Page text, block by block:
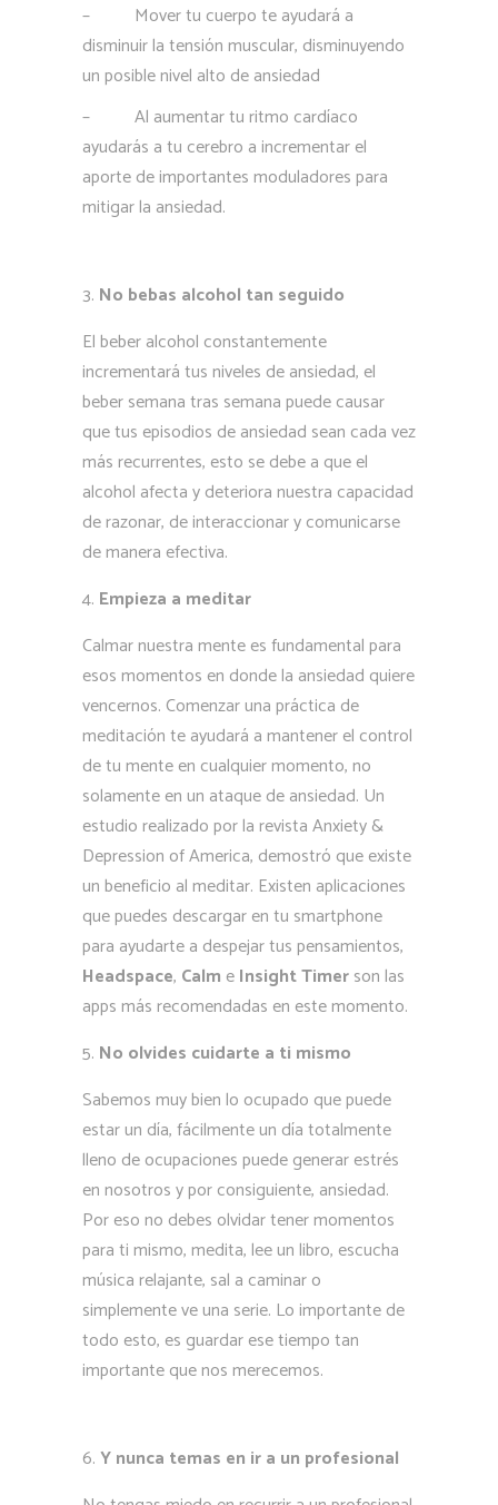
–
Mover tu cuerpo te ayudará a
disminuir la tensión muscular, disminuyendo
un posible nivel alto de ansiedad
–
Al aumentar tu ritmo cardíaco
ayudarás a tu cerebro a incrementar el
aporte de importantes moduladores para
mitigar la ansiedad.
No bebas alcohol tan seguido
El beber alcohol constantemente
incrementará tus niveles de ansiedad, el
beber semana tras semana puede causar
que tus episodios de ansiedad sean cada vez
más recurrentes, esto se debe a que el
alcohol afecta y deteriora nuestra capacidad
de razonar, de interaccionar y comunicarse
de manera efectiva.
Empieza a meditar
Calmar nuestra mente es fundamental para
esos momentos en donde la ansiedad quiere
vencernos. Comenzar una práctica de
meditación te ayudará a mantener el control
de tu mente en cualquier momento, no
solamente en un ataque de ansiedad. Un
estudio realizado por la revista Anxiety &
Depression of America, demostró que existe
un beneficio al meditar. Existen aplicaciones
que puedes descargar en tu smartphone
para ayudarte a despejar tus pensamientos,
Headspace, Calm eInsight Timerson las
apps más recomendadas en este momento.
No olvides cuidarte a ti mismo
Sabemos muy bien lo ocupado que puede
estar un día, fácilmente un día totalmente
lleno de ocupaciones puede generar estrés
en nosotros y por consiguiente, ansiedad.
Por eso no debes olvidar tener momentos
para ti mismo, medita, lee un libro, escucha
música relajante, sal a caminar o
simplemente ve una serie. Lo importante de
todo esto, es guardar ese tiempo tan
importante que nos merecemos.
Y nunca temas en ir a un profesional